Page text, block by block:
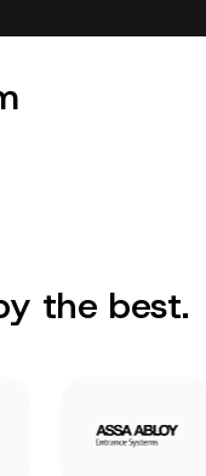
the best.